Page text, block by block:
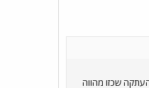
שכזו מהווה